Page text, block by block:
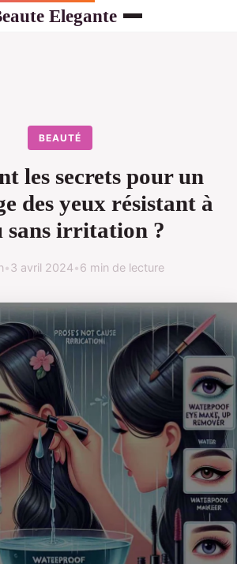
Elegante
BEAUTÉ
les secrets pour un
des yeux résistant à
sans irritation ?
•3 avril 2024•6 min de lecture